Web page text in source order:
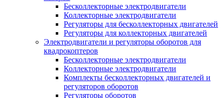
Бесколлекторные электродвигатели
Коллекторные электродвигатели
Регуляторы для бесколлекторных двигателей
Регуляторы для коллекторных двигателей
Электродвигатели и регуляторы оборотов для
квадрокоптеров
Бесколлекторные электродвигатели
Коллекторные электродвигатели
Комплекты бесколлекторных двигателей и
регуляторов оборотов
Регуляторы оборотов